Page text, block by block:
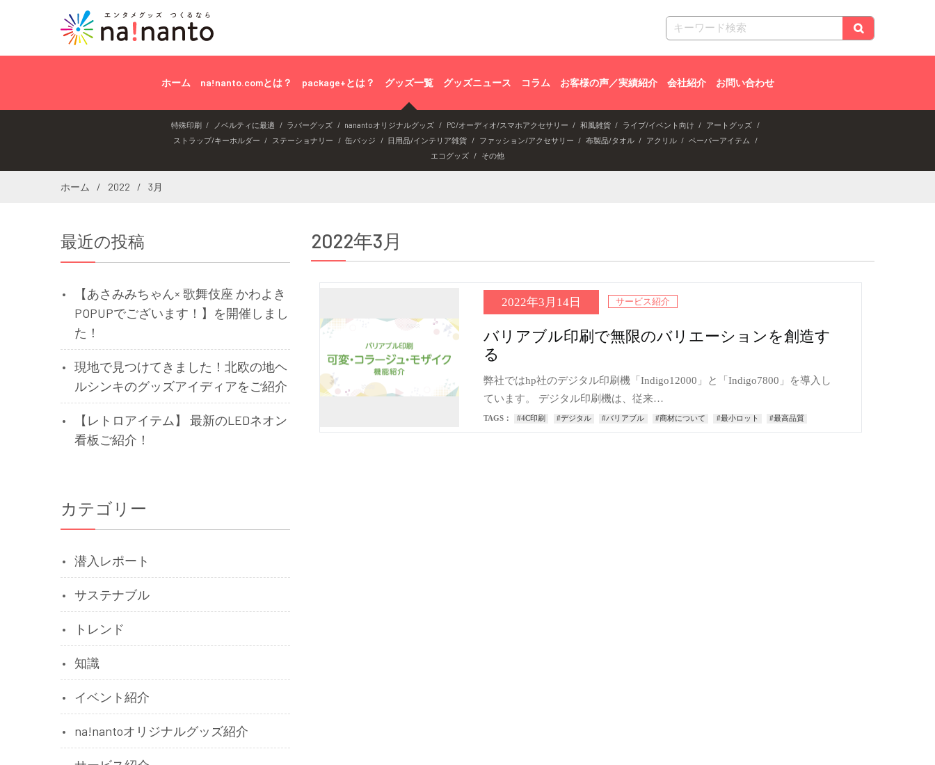
ホーム na!nanto.comとは？ package+とは？ グッズ一覧 グッズニュース コラム お客様の声／実績紹介 会社紹介 お問い合わせ
特殊印刷 ノベルティに最適 ラバーグッズ nanantoオリジナルグッズ PC/オーディオ/スマホアクセサリー 和風雑貨 ライブ/イベント向け
アートグッズ
ストラップ/キーホルダー
ステーショナリー 缶バッジ 日用品/インテリア雑貨 ファッション/アクセサリー 布製品/タオル アクリル
ペーパーアイテム
エコグッズ
その他
ホーム 2022 3月
2022年3月
2022年3月14日 サービス紹介
バリアブル印刷で無限のバリエーションを創造す
る
弊社ではhp社のデジタル印刷機「Indigo12000」と「Indigo7800」を導入し
ています。 デジタル印刷機は、従来…
TAGS： #4C印刷 #デジタル #バリアブル #商材について #最小ロット #最高品質
最近の投稿
【あさみみちゃん× 歌舞伎座 かわよき
POPUPでございます！】を開催しまし
た！
現地で見つけてきました！北欧の地ヘ
ルシンキのグッズアイディアをご紹介
【レトロアイテム】 最新のLEDネオン
看板ご紹介！
カテゴリー
潜入レポート
サステナブル
トレンド
知識
イベント紹介
na!nantoオリジナルグッズ紹介